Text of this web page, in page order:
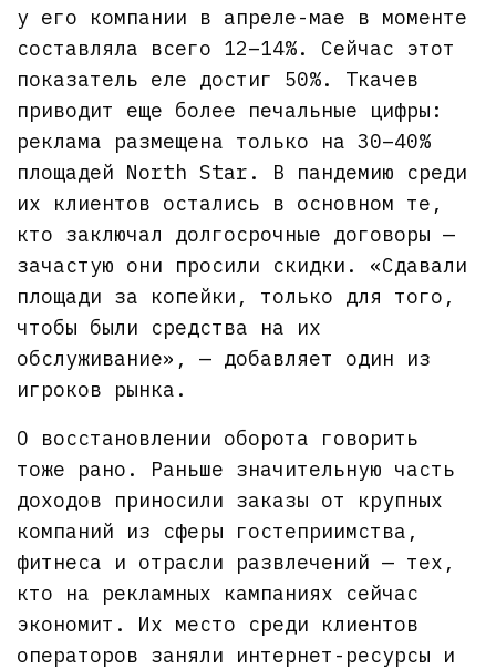
у его компании в апреле-мае в моменте
составляла всего 12–14%. Сейчас этот
показатель еле достиг 50%. Ткачев
приводит еще более печальные цифры:
реклама размещена только на 30–40%
площадей North Star. В пандемию среди
их клиентов остались в основном те,
кто заключал долгосрочные договоры —
зачастую они просили скидки. «Сдавали
площади за копейки, только для того,
чтобы были средства на их
обслуживание», — добавляет один из
игроков рынка.
О восстановлении оборота говорить
тоже рано. Раньше значительную часть
доходов приносили заказы от крупных
компаний из сферы гостеприимства,
фитнеса и отрасли развлечений — тех,
кто на рекламных кампаниях сейчас
экономит. Их место среди клиентов
операторов заняли интернет-ресурсы и